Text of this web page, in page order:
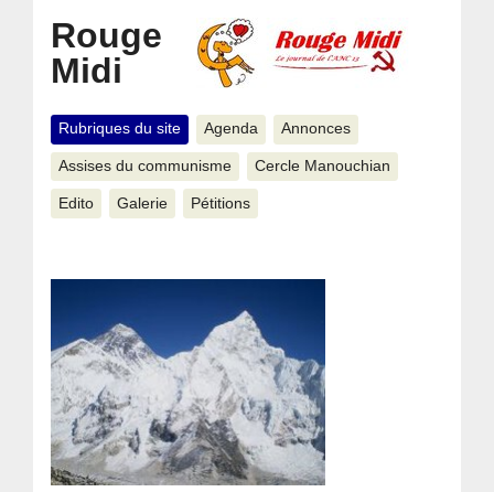
Rouge
Midi
Rubriques du site Agenda Annonces
Assises du communisme Cercle Manouchian
Edito Galerie Pétitions